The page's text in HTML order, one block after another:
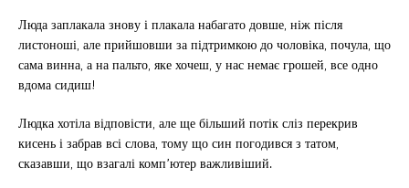
Люда заплакала знову і плакала набагато довше, ніж після
листоноші, але прийшовши за підтримкою до чоловіка, почула, що
сама винна, а на пальто, яке хочеш, у нас немає грошей, все одно
вдома сидиш!
Людка хотіла відповісти, але ще більший потік сліз перекрив
кисень і забрав всі слова, тому що син погодився з татом,
сказавши, що взагалі комп’ютер важливіший.